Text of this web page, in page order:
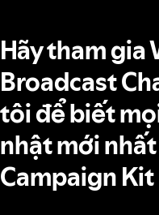
Hãy tham gia
Broadcast
tôi để biết
nhật mới
Campaign Kit